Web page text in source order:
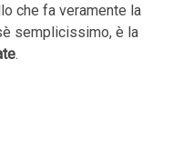
che fa veramente la
semplicissimo, è la
.